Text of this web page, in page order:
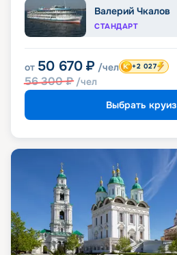
Валерий Чкалов
СТАНДАРТ
от 50 670 ₽ /чел
56 300₽ /чел
+2 027
Выбрать круиз